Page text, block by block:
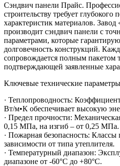
Сэндвич панели Прайс.
строительству требует
характеристик материалов.
производит сэндвич панели с
параметрами, которые
долговечность конструкций.
сопровождается полным пакетом
подтверждающей заявленные
Ключевые технические
· Теплопроводность:
Вт/м•К обеспечивает высокую
· Предел прочности:
0,15 МПа, на изгиб – от 0,25 МПа.
· Пожарная безопасность:
зависимости от типа утеплителя.
· Температурный диапазон:
диапазоне от -60°C до +80°C.